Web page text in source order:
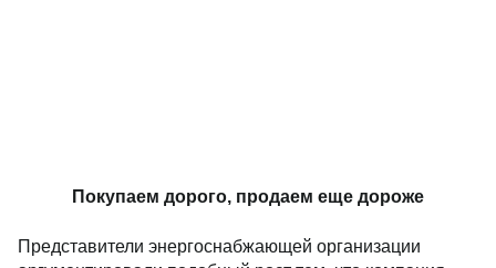
Покупаем дорого, продаем еще дороже
Представители энергоснабжающей организации